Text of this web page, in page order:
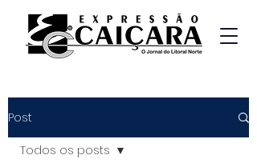
Post
Todos os posts